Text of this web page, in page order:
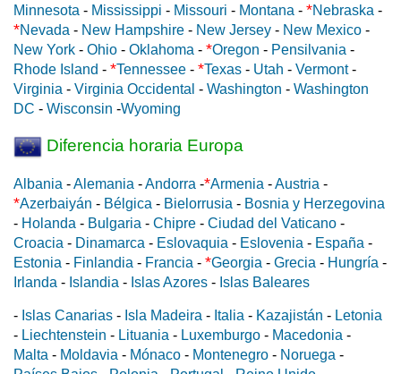
Minnesota - Mississippi - Missouri - Montana - *Nebraska -
*Nevada - New Hampshire - New Jersey - New Mexico -
New York - Ohio - Oklahoma - *Oregon - Pensilvania -
Rhode Island - *Tennessee - *Texas - Utah - Vermont-
Virginia - Virginia Occidental - Washington - Washington
DC - Wisconsin -Wyoming
Diferencia horaria Europa
Albania -Alemania -Andorra -*Armenia -Austria -
*Azerbaiyán - Bélgica - Bielorrusia - Bosnia y Herzegovina
- Holanda - Bulgaria - Chipre - Ciudad del Vaticano -
Croacia - Dinamarca - Eslovaquia - Eslovenia - España -
Estonia - Finlandia - Francia - *Georgia - Grecia - Hungría -
Irlanda - Islandia - Islas Azores - Islas Baleares
- Islas Canarias - Isla Madeira - Italia - Kazajistán - Letonia
- Liechtenstein - Lituania - Luxemburgo - Macedonia -
Malta - Moldavia - Mónaco - Montenegro - Noruega -